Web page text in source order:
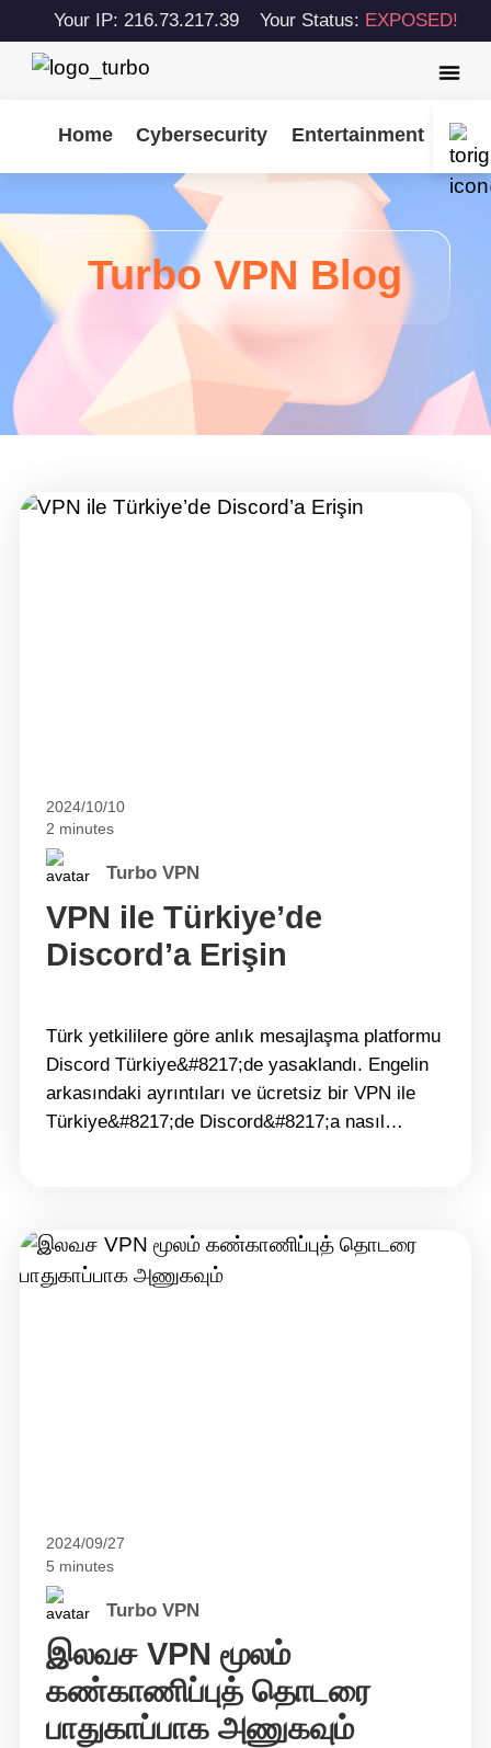
Your IP: 216.73.217.39 Your Status: EXPOSED!
Home Cybersecurity Entertainment
Turbo VPN Blog
2024/10/10
2 minutes
Turbo VPN
VPN ile Türkiye’de
Discord’a Erişin
Türk yetkililere göre anlık mesajlaşma platformu
Discord Türkiye&#8217;de yasaklandı. Engelin
arkasındaki ayrıntıları ve ücretsiz bir VPN ile
Türkiye&#8217;de Discord&#8217;a nasıl
ve platformla ilişkili suç faaliyetleri iddiaları
nedeniyle Türkiye&#8217;de yasaklandı.
Ankara&#8217;daki bir mahkeme,
2024/09/27
5 minutes
Turbo VPN
இலவச VPN மூலம்
கண்காணிப்புத் தொடரை
பாதுகாப்பாக அணுகவும்